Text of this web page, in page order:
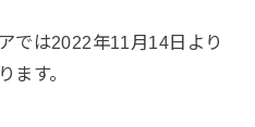
では2022年11月14日より
ます。